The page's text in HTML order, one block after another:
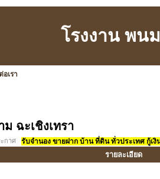
โรงงาน พน
อเรา
ฉะเชิงเทรา
กาศ รับจำนอง ขายฝาก บ้าน ที่ดิน ทั่วประเทศ กู้เงิ
รายละเอียด